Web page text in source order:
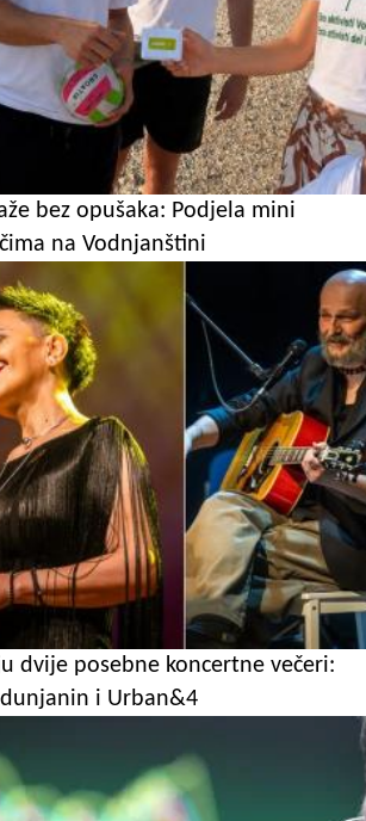
bez opušaka: Podjela mini
na Vodnjanštini
dvije posebne koncertne večeri:
i Urban&4